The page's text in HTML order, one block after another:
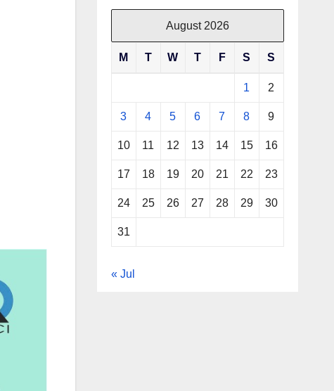
August 2026
M T W T F S S
1 2
3 4 5 6 7 8 9
10 11 12 13 14 15 16
17 18 19 20 21 22 23
24 25 26 27 28 29 30
31
« Jul